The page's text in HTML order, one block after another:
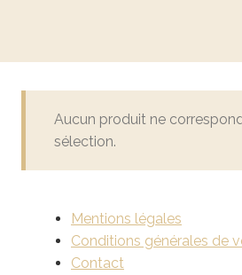
Aucun produit ne
sélection.
Mentions légales
Conditions générales de
Contact